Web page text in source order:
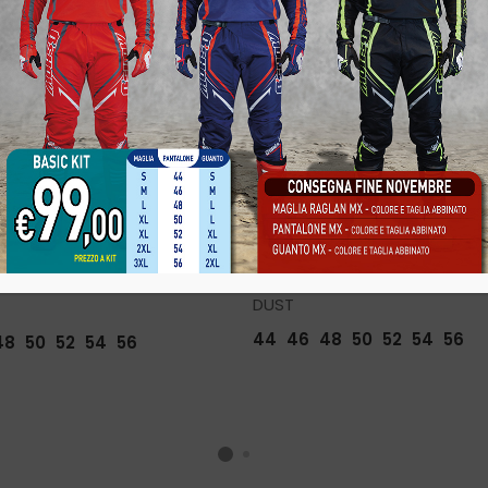
50 52 54 56
DUST
44 46 48 50 52 54 56